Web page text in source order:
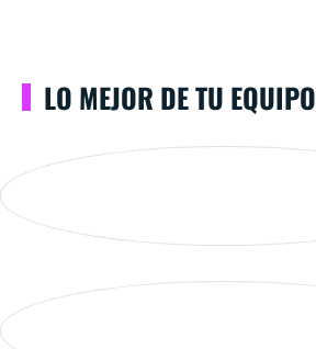
LO MEJOR DE TU EQUIPO